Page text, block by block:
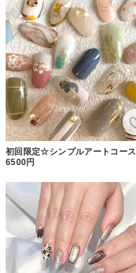
初回限定☆シンプルアートコース
6500円